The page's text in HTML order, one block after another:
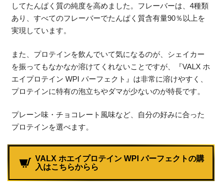
してたんぱく質の純度を高めました。フレーバーは、4種類
あり、すべてのフレーバーでたんぱく質含有量90％以上を
実現しています。
また、プロテインを飲んでいて気になるのが、シェイカー
を振ってもなかなか溶けてくれないことですが、『VALX ホ
エイプロテイン WPI パーフェクト』は非常に溶けやすく、
プロテインに特有の泡立ちやダマが少ないのが特長です。
プレーン味・チョコレート風味など、自分の好みに合った
プロテインを選べます。
VALX ホエイプロテイン WPI パーフェクトの購
入はこちらからら